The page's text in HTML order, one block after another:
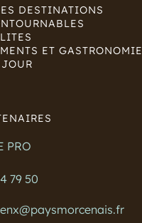
DESTINATIONS
ET GASTRONOMIE
PRO
79 50